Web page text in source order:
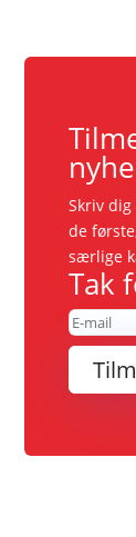
Skriv
de
særlige
Tak